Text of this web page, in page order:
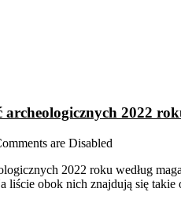
2022
are Disabled
2022 roku według
liście obok nich znajdują się